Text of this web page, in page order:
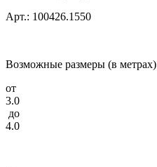
Арт.: 100426.1550
Возможные размеры (в метрах)
от
3.0
до
4.0